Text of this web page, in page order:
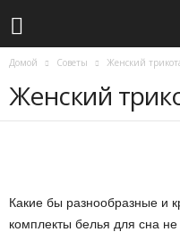
Домой Советы Женский
Женский
Какие бы разнообразные и
комплекты белья для сна не